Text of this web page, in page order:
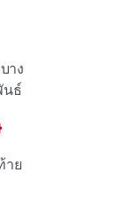
าง
นธ์
าย